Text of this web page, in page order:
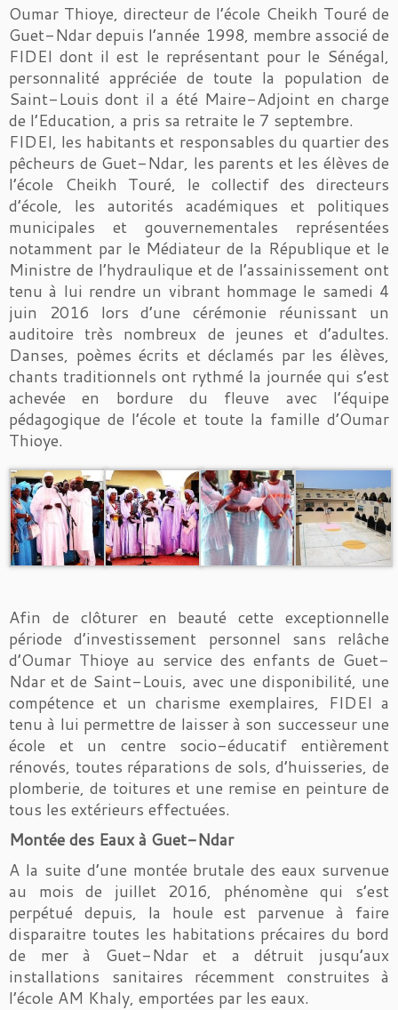
Oumar Thioye, directeur de l’école Cheikh Touré de
Guet-Ndar depuis l’année 1998, membre associé de
FIDEI dont il est le représentant pour le Sénégal,
personnalité appréciée de toute la population de
Saint-Louis dont il a été Maire-Adjoint en charge
de l’Education, a pris sa retraite le 7 septembre.
FIDEI, les habitants et responsables du quartier des
pêcheurs de Guet-Ndar, les parents et les élèves de
l’école Cheikh Touré, le collectif des directeurs
d’école, les autorités académiques et politiques
municipales et gouvernementales représentées
notamment par le Médiateur de la République et le
Ministre de l’hydraulique et de l’assainissement ont
tenu à lui rendre un vibrant hommage le samedi 4
juin 2016 lors d’une cérémonie réunissant un
auditoire très nombreux de jeunes et d’adultes.
Danses, poèmes écrits et déclamés par les élèves,
chants traditionnels ont rythmé la journée qui s’est
achevée en bordure du fleuve avec l’équipe
pédagogique de l’école et toute la famille d’Oumar
Thioye.
Afin de clôturer en beauté cette exceptionnelle
période d’investissement personnel sans relâche
d’Oumar Thioye au service des enfants de Guet-
Ndar et de Saint-Louis, avec une disponibilité, une
compétence et un charisme exemplaires, FIDEI a
tenu à lui permettre de laisser à son successeur une
école et un centre socio-éducatif entièrement
rénovés, toutes réparations de sols, d’huisseries, de
plomberie, de toitures et une remise en peinture de
tous les extérieurs effectuées.
Montée des Eaux à Guet-Ndar
A la suite d’une montée brutale des eaux survenue
au mois de juillet 2016, phénomène qui s’est
perpétué depuis, la houle est parvenue à faire
disparaitre toutes les habitations précaires du bord
de mer à Guet-Ndar et a détruit jusqu’aux
installations sanitaires récemment construites à
l’école AM Khaly, emportées par les eaux.